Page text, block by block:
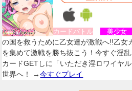
カードバトル 美少女
の国を救うために乙女達が激戦へ!!乙女
を集めて激戦を勝ち抜こう！今すぐ淫乱
カードGETしに「いただき淫ロワイヤ
世界へ！ →今すぐプレイ